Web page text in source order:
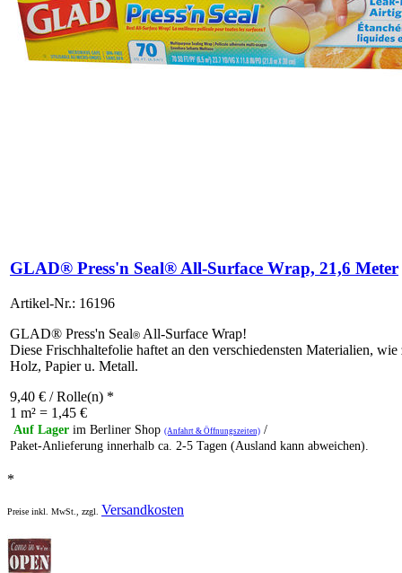
GLAD® Press'n Seal® All-Surface Wrap, 21,6 Meter
Artikel-Nr.: 16196
GLAD® Press'n Seal® All-Surface Wrap!
Diese Frischhaltefolie haftet an den verschiedensten Materialien, wie
Holz, Papier u. Metall.
9,40 € / Rolle(n) *
1 m² = 1,45 €
Auf Lager im Berliner Shop (Anfahrt & Öffnungszeiten) /
Paket-Anlieferung innerhalb ca. 2-5 Tagen (Ausland kann abweichen).
*
Preise inkl. MwSt., zzgl. Versandkosten